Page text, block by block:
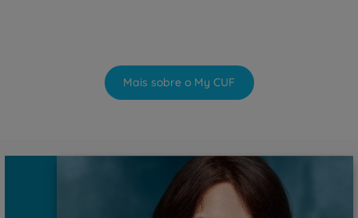
Mais sobre o My CUF